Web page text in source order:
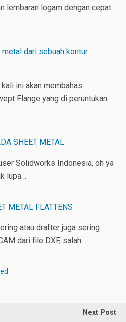
lembaran logam dengan cepat.
dari sebuah kontur
ini akan membahas
Flange yang di peruntukan
SHEET METAL
Solidworks Indonesia, oh ya
lupa…
METAL FLATTENS
atau drafter juga sering
dari file DXF, salah…
Next Post